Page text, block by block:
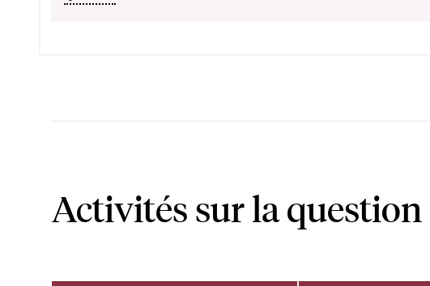
Activités sur la question